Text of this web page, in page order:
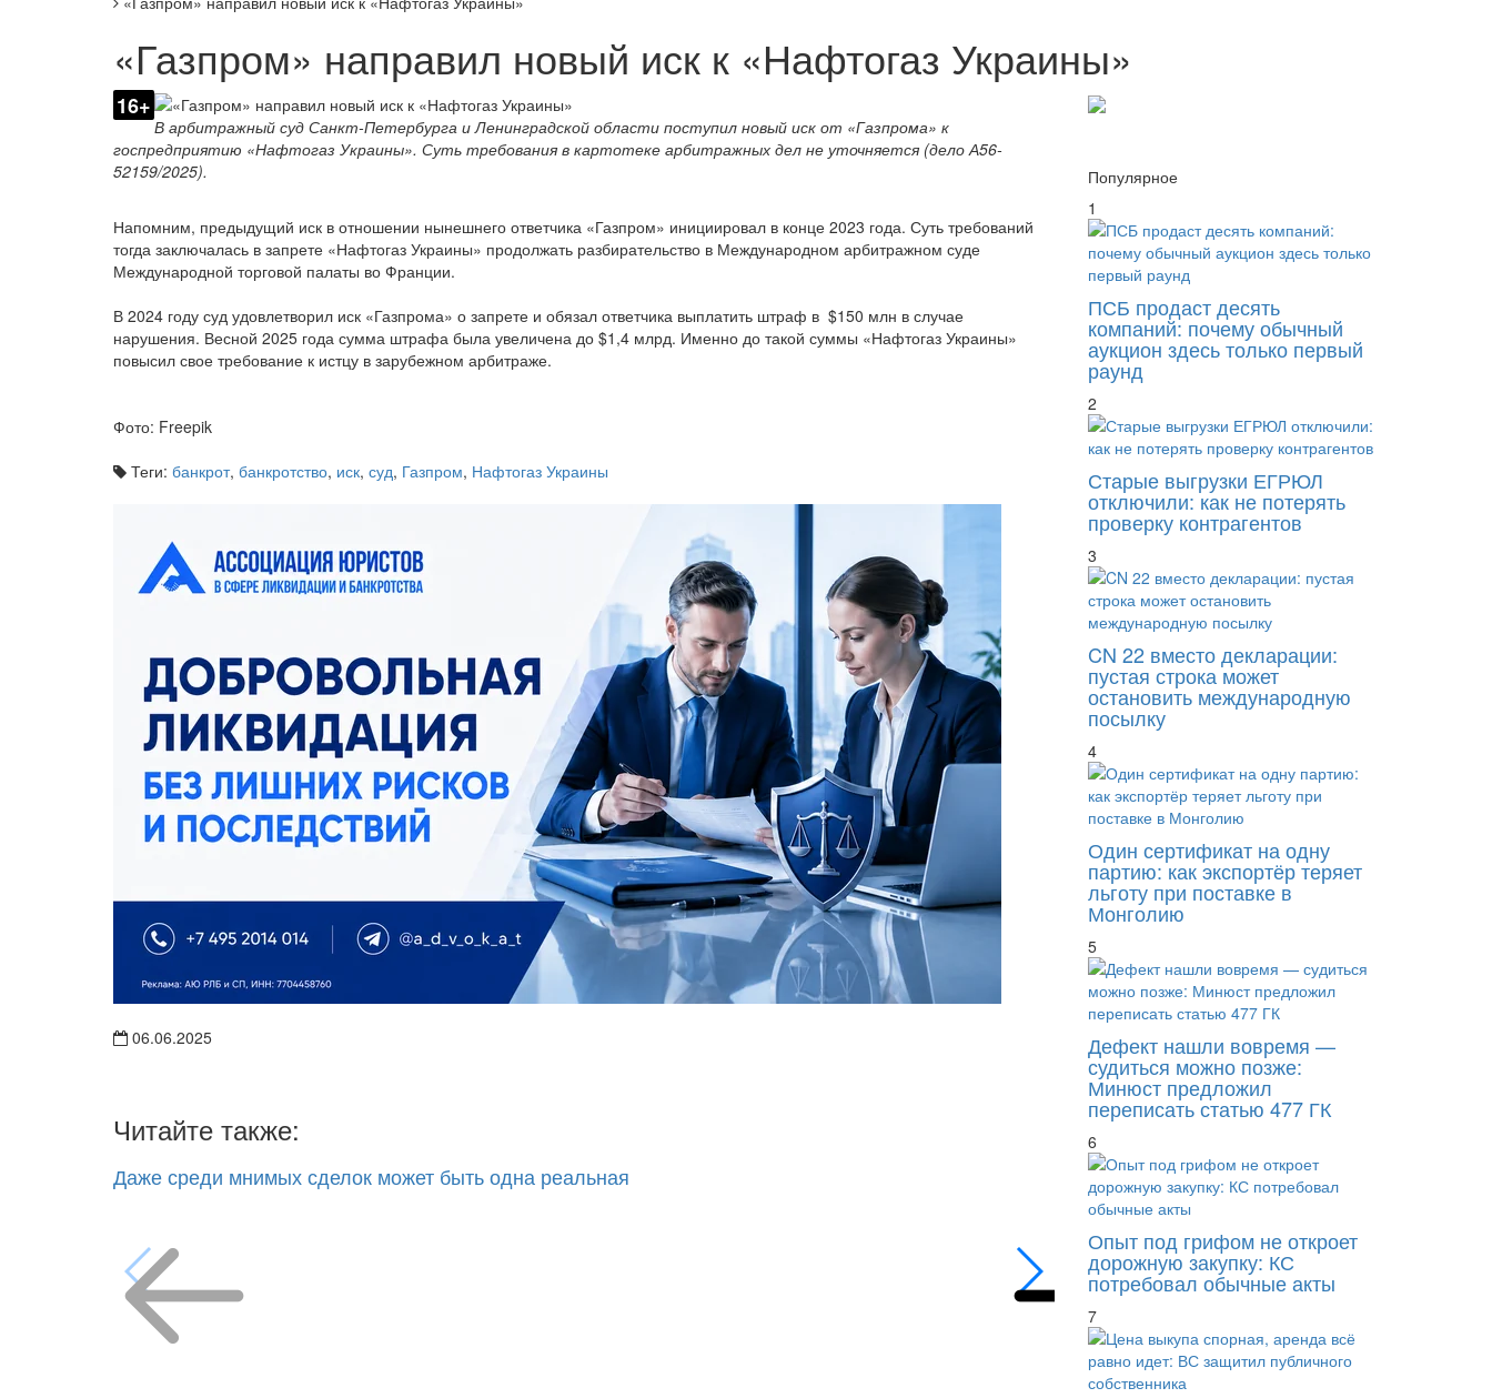
«Газпром» направил новый иск к «Нафтогаз Украины»
16+
В арбитражный суд Санкт-Петербурга и Ленинградской области поступил новый иск от «Газпрома» к
госпредприятию «Нафтогаз Украины». Суть требования в картотеке арбитражных дел не уточняется (дело А56-
52159/2025).
Напомним, предыдущий иск в отношении нынешнего ответчика «Газпром» инициировал в конце 2023 года. Суть требований
тогда заключалась в запрете «Нафтогаз Украины» продолжать разбирательство в Международном арбитражном суде
Международной торговой палаты во Франции.
В 2024 году суд удовлетворил иск «Газпрома» о запрете и обязал ответчика выплатить штраф в $150 млн в случае
нарушения. Весной 2025 года сумма штрафа была увеличена до $1,4 млрд. Именно до такой суммы «Нафтогаз Украины»
повысил свое требование к истцу в зарубежном арбитраже.
Фото: Freepik
Теги: банкрот, банкротство, иск, суд, Газпром, Нафтогаз Украины
06.06.2025
Читайте также:
Даже среди мнимых сделок может быть одна реальная Импорт через иностранных посредников
Популярное
1
ПСБ продаст десять
компаний: почему обычный
аукцион здесь только первый
раунд
2
Старые выгрузки ЕГРЮЛ
отключили: как не потерять
проверку контрагентов
3
CN 22 вместо декларации:
пустая строка может
остановить международную
посылку
4
Один сертификат на одну
партию: как экспортёр теряет
льготу при поставке в
Монголию
5
Дефект нашли вовремя —
судиться можно позже:
Минюст предложил
переписать статью 477 ГК
6
Опыт под грифом не откроет
дорожную закупку: КС
потребовал обычные акты
7